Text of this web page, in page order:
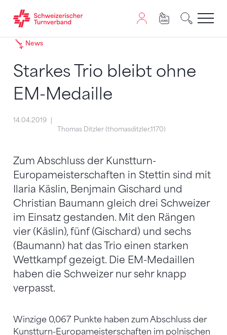
Zum Inhalt springen
Zur Sitemap navigieren
Zum Navigieren dieser Seite wird JavaScript benötigt.
News
Starkes Trio bleibt ohne
EM-Medaille
14.04.2019
Thomas Ditzler (thomasditzler,1170)
Zum Abschluss der Kunstturn-
Europameisterschaften in Stettin sind mit
Ilaria Käslin, Benjmain Gischard und
Christian Baumann gleich drei Schweizer
im Einsatz gestanden. Mit den Rängen
vier (Käslin), fünf (Gischard) und sechs
(Baumann) hat das Trio einen starken
Wettkampf gezeigt. Die EM-Medaillen
haben die Schweizer nur sehr knapp
verpasst.
Winzige 0,067 Punkte haben zum Abschluss der
Kunstturn-Europameisterschaften im polnischen